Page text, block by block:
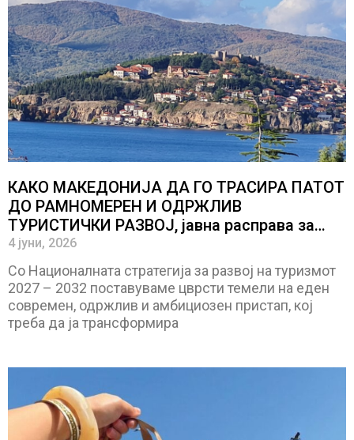
КАКО МАКЕДОНИЈА ДА ГО ТРАСИРА ПАТОТ
ДО РАМНОМЕРЕН И ОДРЖЛИВ
ТУРИСТИЧКИ РАЗВОЈ, јавна расправа за
Националната стратегија за развој на
туризмот
4 јуни, 2026
Со Националната стратегија за развој на туризмот
2027 – 2032 поставуваме цврсти темели на еден
современ, одржлив и амбициозен пристап, кој
треба да ја трансформира